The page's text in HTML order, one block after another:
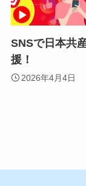
SNSで日本共
援！
2026年4月4日